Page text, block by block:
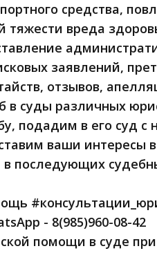
средства,
тяжести вреда
заявлений,
отзывов,
в суды различных
подадим в его суд
ваши интересы
последующих
- 8(985)960-08-42
помощи в суде